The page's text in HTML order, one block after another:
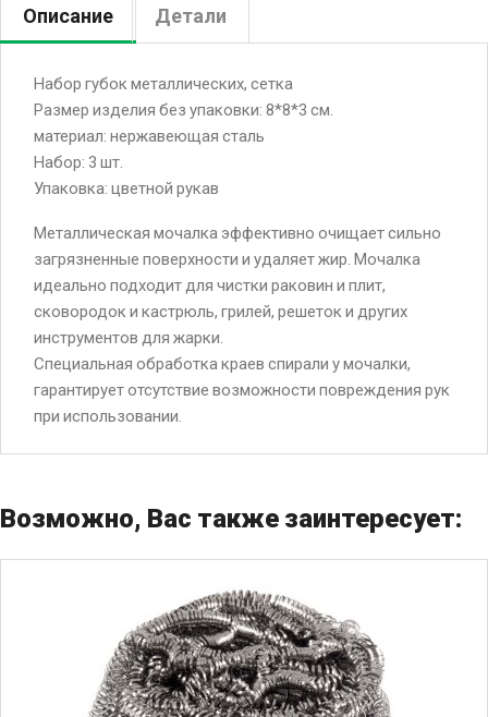
Описание Детали
Набор губок металлических, сетка
Размер изделия без упаковки: 8*8*3 см.
материал: нержавеющая сталь
Набор: 3 шт.
Упаковка: цветной рукав
Металлическая мочалка эффективно очищает сильно
загрязненные поверхности и удаляет жир. Мочалка
идеально подходит для чистки раковин и плит,
сковородок и кастрюль, грилей, решеток и других
инструментов для жарки.
Специальная обработка краев спирали у мочалки,
гарантирует отсутствие возможности повреждения рук
при использовании.
Возможно, Вас также заинтересует: